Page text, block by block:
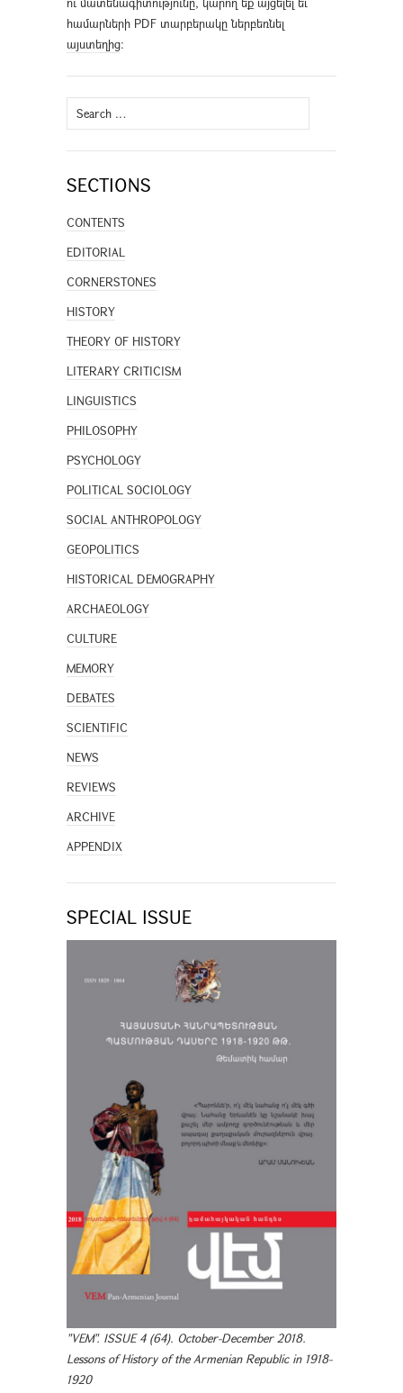
համարների PDF տարբերակը ներբեռնել
այստեղից։
Search
for:
SECTIONS
CONTENTS
EDITORIAL
CORNERSTONES
HISTORY
THEORY OF HISTORY
LITERARY CRITICISM
LINGUISTICS
PHILOSOPHY
PSYCHOLOGY
POLITICAL SOCIOLOGY
SOCIAL ANTHROPOLOGY
GEOPOLITICS
HISTORICAL DEMOGRAPHY
ARCHAEOLOGY
CULTURE
MEMORY
DEBATES
SCIENTIFIC
NEWS
REVIEWS
ARCHIVE
APPENDIX
SPECIAL ISSUE
"VEM". ISSUE 4 (64). October-December 2018.
Lessons of History of the Armenian Republic in 1918-
1920